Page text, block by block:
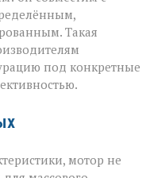
Такая
под конкретные
мотор не